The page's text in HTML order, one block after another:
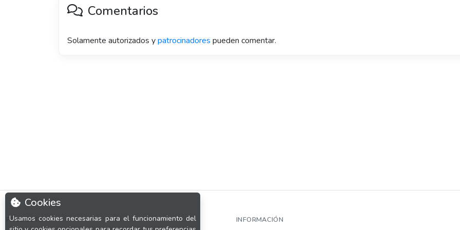
Comentarios
Solamente autorizados ypatrocinadores pueden comentar.
Cookies
Usamos cookies necesarias para el funcionamiento del
PRODUCTO INFORMACIÓN